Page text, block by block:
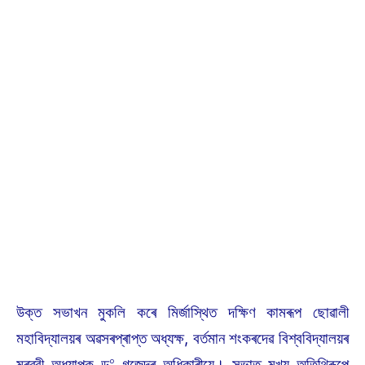
উক্ত সভাখন মুকলি কৰে মিৰ্জাস্থিত দক্ষিণ কামৰূপ ছোৱালী
মহাবিদ্যালয়ৰ অৱসৰপ্ৰাপ্ত অধ্যক্ষ, বৰ্তমান শংকৰদেৱ বিশ্ববিদ্যালয়ৰ
০